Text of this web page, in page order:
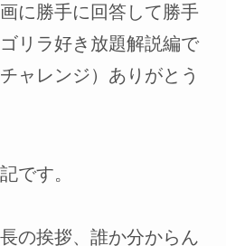
に勝手に回答して勝手
リラ好き放題解説編で
ャレンジ）ありがとう
です。
の挨拶、誰か分からん